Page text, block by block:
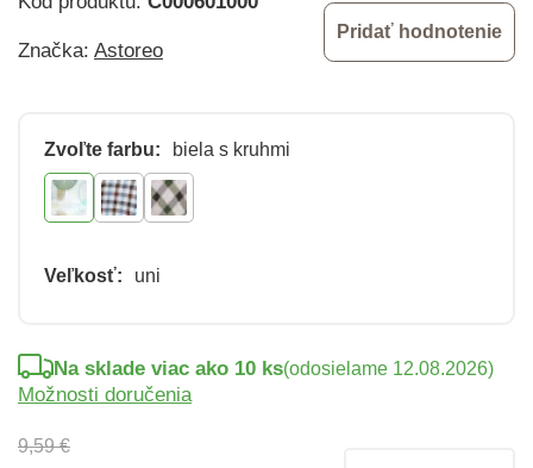
Značka: Astoreo
Pridať hodnotenie
Zvoľte farbu: biela s kruhmi
Veľkosť: uni
9,59 €
Na sklade viac ako 10 ks(odosielame 12.08.2026)
Možnosti doručenia